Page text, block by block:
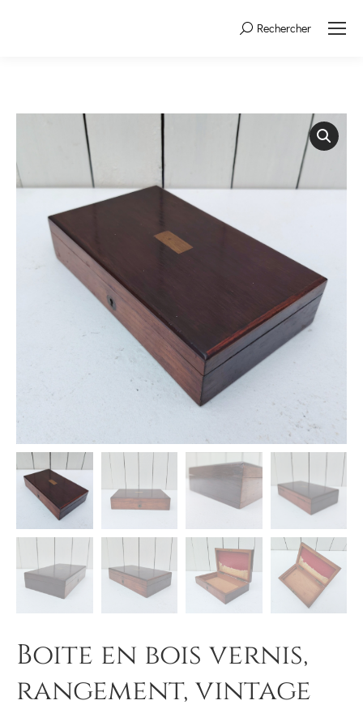
Search:Rechercher
Boite en bois vernis,
rangement, vintage